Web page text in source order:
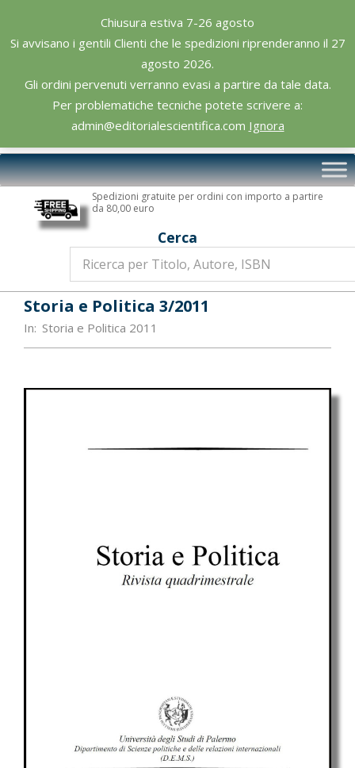
Chiusura estiva 7-26 agosto
Si avvisano i gentili Clienti che le spedizioni riprenderanno il 27
agosto 2026.
Gli ordini pervenuti verranno evasi a partire da tale data.
Per problematiche tecniche potete scrivere a:
admin@editorialescientifica.com Ignora
content
Editoriale
Scientifica
Primary
Navigation
Spedizioni gratuite per ordini con importo a partire
da 80,00 euro
Cerca
Storia e Politica 3/2011
In: Storia e Politica 2011